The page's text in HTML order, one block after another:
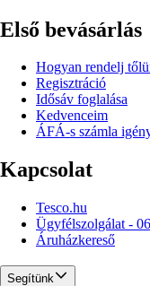
Első bevásárlás
Hogyan rendelj
Regisztráció
Idősáv foglalása
Kedvenceim
ÁFÁ-s számla
Kapcsolat
Tesco.hu
Ügyfélszolgálat -
Áruházkereső
Segítünk